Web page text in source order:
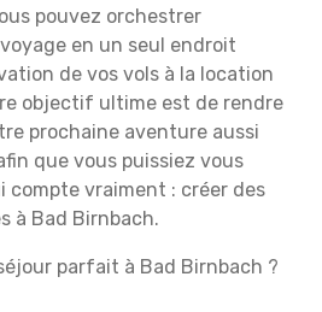
pouvez orchestrer
en un seul endroit
de vos vols à la location
objectif ultime est de rendre
prochaine aventure aussi
que vous puissiez vous
compte vraiment : créer des
à Bad Birnbach.
parfait à Bad Birnbach ?